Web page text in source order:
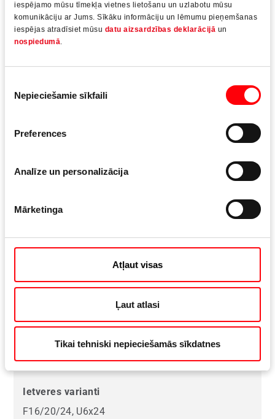
iespējamo mūsu tīmekļa vietnes lietošanu un uzlabotu mūsu
komunikāciju ar Jums. Sīkāku informāciju un lēmumu pieņemšanas
iespējas atradīsiet mūsu datu aizsardzības deklarācijā un
nospiedumā.
izvēle
Nepieciešamie sīkfaili
Preferences
Analīze un personalizācija
Mārketinga
Atļaut visas
Ļaut atlasi
Tikai tehniski nepieciešamās sīkdatnes
Tehniskie parametri
Serdeņa izmēri
1500 – 3000 mm
92, 94 mm
Slēdzenes ass
Ietveres varianti
F16/20/24, U6x24